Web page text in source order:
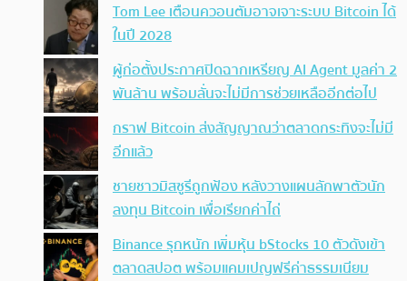
Tom Lee เตือนควอนตัมอาจเจาะระบบ Bitcoin ได้
ในปี 2028
ผู้ก่อตั้งประกาศปิดฉากเหรียญ AI Agent มูลค่า 2
พันล้าน พร้อมลั่นจะไม่มีการช่วยเหลืออีกต่อไป
กราฟ Bitcoin ส่งสัญญาณว่าตลาดกระทิงจะไม่มี
อีกแล้ว
ชายชาวมิสซูรีถูกฟ้อง หลังวางแผนลักพาตัวนัก
ลงทุน Bitcoin เพื่อเรียกค่าไถ่
Binance รุกหนัก เพิ่มหุ้น bStocks 10 ตัวดังเข้า
ตลาดสปอต พร้อมแคมเปญฟรีค่าธรรมเนียม